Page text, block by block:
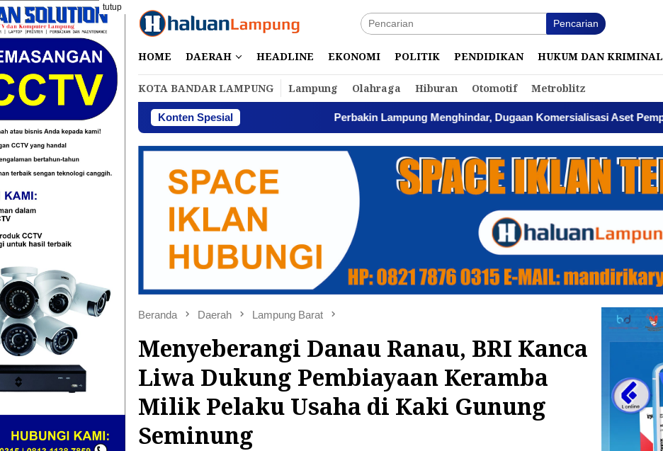
Loncat
ke
konten
tutup
Pencarian
HOME DAERAH HEADLINE EKONOMI POLITIK PENDIDIKAN HUKUM DAN KRIMINAL
KOTA BANDAR LAMPUNG Lampung Olahraga Hiburan Otomotif Metroblitz
Konten Spesial Perbakin Lampung Menghindar, Dugaan Komersialisasi Aset Pemprov Kian Menguat
Beranda Daerah Lampung Barat
Menyeberangi Danau Ranau, BRI Kanca
Liwa Dukung Pembiayaan Keramba
Milik Pelaku Usaha di Kaki Gunung
Seminung